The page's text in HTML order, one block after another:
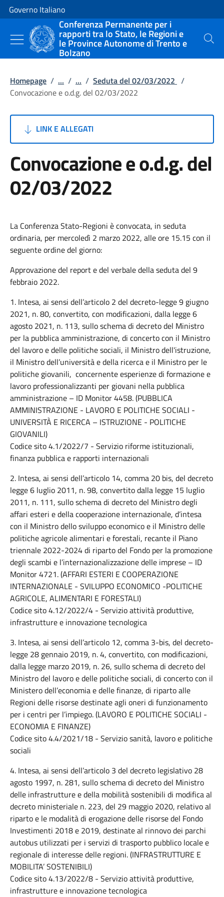
Vai al contenuto
Vai alla navigazione del sito
Governo Italiano
Conferenza Permanente per i
rapporti tra lo Stato, le Regioni e
le Province Autonome di Trento e
Bolzano
Cerca
Homepage / ... / ... / Seduta del 02/03/2022 /
Convocazione e o.d.g. del 02/03/2022
LINK E ALLEGATI
Convocazione e o.d.g. del
02/03/2022
La Conferenza Stato-Regioni è convocata, in seduta
ordinaria, per mercoledì 2 marzo 2022, alle ore 15.15 con il
seguente ordine del giorno:
Approvazione del report e del verbale della seduta del 9
febbraio 2022.
1. Intesa, ai sensi dell’articolo 2 del decreto-legge 9 giugno
2021, n. 80, convertito, con modificazioni, dalla legge 6
agosto 2021, n. 113, sullo schema di decreto del Ministro
per la pubblica amministrazione, di concerto con il Ministro
del lavoro e delle politiche sociali, il Ministro dell'istruzione,
il Ministro dell’università e della ricerca e il Ministro per le
politiche giovanili, concernente esperienze di formazione e
lavoro professionalizzanti per giovani nella pubblica
amministrazione – ID Monitor 4458. (PUBBLICA
AMMINISTRAZIONE - LAVORO E POLITICHE SOCIALI -
UNIVERSITÀ E RICERCA – ISTRUZIONE - POLITICHE
GIOVANILI)
Codice sito 4.1/2022/7 - Servizio riforme istituzionali,
finanza pubblica e rapporti internazionali
2. Intesa, ai sensi dell’articolo 14, comma 20 bis, del decreto
legge 6 luglio 2011, n. 98, convertito dalla legge 15 luglio
2011, n. 111, sullo schema di decreto del Ministro degli
affari esteri e della cooperazione internazionale, d’intesa
con il Ministro dello sviluppo economico e il Ministro delle
politiche agricole alimentari e forestali, recante il Piano
triennale 2022-2024 di riparto del Fondo per la promozione
degli scambi e l’internazionalizzazione delle imprese – ID
Monitor 4721. (AFFARI ESTERI E COOPERAZIONE
INTERNAZIONALE - SVILUPPO ECONOMICO -POLITICHE
AGRICOLE, ALIMENTARI E FORESTALI)
Codice sito 4.12/2022/4 - Servizio attività produttive,
infrastrutture e innovazione tecnologica
3. Intesa, ai sensi dell’articolo 12, comma 3-bis, del decreto-
legge 28 gennaio 2019, n. 4, convertito, con modificazioni,
dalla legge marzo 2019, n. 26, sullo schema di decreto del
Ministro del lavoro e delle politiche sociali, di concerto con il
Ministero dell’economia e delle finanze, di riparto alle
Regioni delle risorse destinate agli oneri di funzionamento
per i centri per l’impiego. (LAVORO E POLITICHE SOCIALI -
ECONOMIA E FINANZE)
Codice sito 4.4/2021/18 - Servizio sanità, lavoro e politiche
sociali
4. Intesa, ai sensi dell’articolo 3 del decreto legislativo 28
agosto 1997, n. 281, sullo schema di decreto del Ministro
delle infrastrutture e della mobilità sostenibili di modifica al
decreto ministeriale n. 223, del 29 maggio 2020, relativo al
riparto e le modalità di erogazione delle risorse del Fondo
Investimenti 2018 e 2019, destinate al rinnovo dei parchi
autobus utilizzati per i servizi di trasporto pubblico locale e
regionale di interesse delle regioni. (INFRASTRUTTURE E
MOBILITA’ SOSTENIBILI)
Codice sito 4.13/2022/8 - Servizio attività produttive,
infrastrutture e innovazione tecnologica